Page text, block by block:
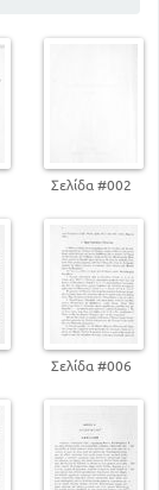
63
Σελίδα #002
Σελίδα #006